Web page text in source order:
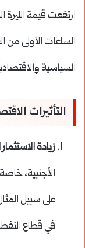
الساعات الأولى من
السياسية
التأثيرات
زيادة الاستثمار
الأجنبية،
على سبيل
في قطاع